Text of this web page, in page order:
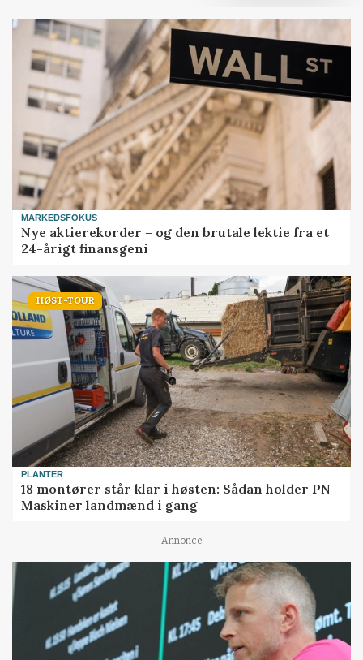
MARKEDSFOKUS
Nye aktierekorder – og den brutale lektie fra et
24-årigt finansgeni
HØST-TOUR
PLANTER
18 montører står klar i høsten: Sådan holder PN
Maskiner landmænd i gang
Annonce